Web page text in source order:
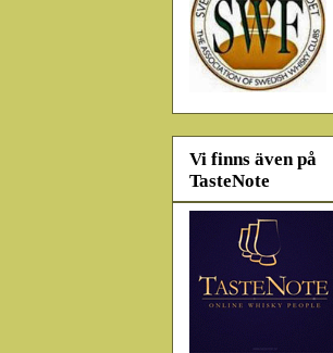
Vi finns även på
TasteNote